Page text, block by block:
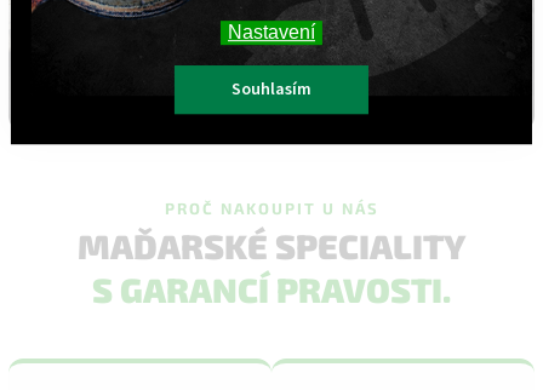
Nastavení
Souhlasím
PROČ NAKOUPIT U NÁS
MAĎARSKÉ SPECIALITY
S GARANCÍ PRAVOSTI.